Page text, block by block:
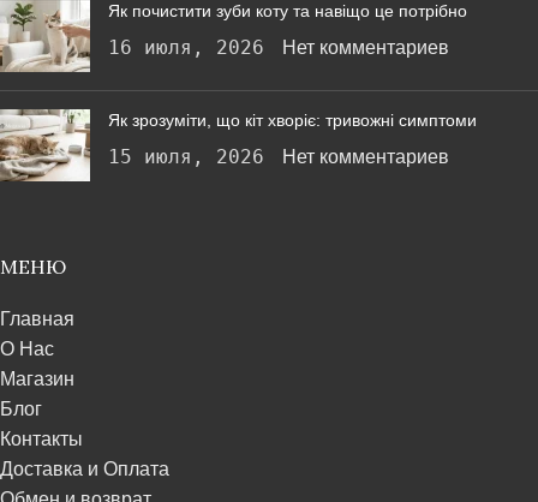
Як почистити зуби коту та навіщо це потрібно
16 июля, 2026 Нет комментариев
Як зрозуміти, що кіт хворіє: тривожні симптоми
15 июля, 2026 Нет комментариев
МЕНЮ
Главная
О Нас
Магазин
Блог
Контакты
Доставка и Оплата